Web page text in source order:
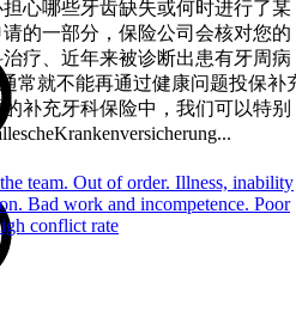
心哪些牙齿缺失或何时进行了某
的一部分，保险公司会核对您的
疗、近年来被诊断出患有牙周病
常就不能再通过健康问题投保补
补充牙科保险中，我们可以特别